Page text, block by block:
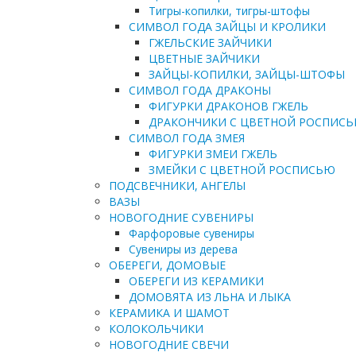
Тигры-копилки, тигры-штофы
СИМВОЛ ГОДА ЗАЙЦЫ И КРОЛИКИ
ГЖЕЛЬСКИЕ ЗАЙЧИКИ
ЦВЕТНЫЕ ЗАЙЧИКИ
ЗАЙЦЫ-КОПИЛКИ, ЗАЙЦЫ-ШТОФЫ
СИМВОЛ ГОДА ДРАКОНЫ
ФИГУРКИ ДРАКОНОВ ГЖЕЛЬ
ДРАКОНЧИКИ С ЦВЕТНОЙ
СИМВОЛ ГОДА ЗМЕЯ
ФИГУРКИ ЗМЕИ ГЖЕЛЬ
ЗМЕЙКИ С ЦВЕТНОЙ РОСПИСЬЮ
ПОДСВЕЧНИКИ, АНГЕЛЫ
ВАЗЫ
НОВОГОДНИЕ СУВЕНИРЫ
Фарфоровые сувениры
Сувениры из дерева
ОБЕРЕГИ, ДОМОВЫЕ
ОБЕРЕГИ ИЗ КЕРАМИКИ
ДОМОВЯТА ИЗ ЛЬНА И ЛЫКА
КЕРАМИКА И ШАМОТ
КОЛОКОЛЬЧИКИ
НОВОГОДНИЕ СВЕЧИ